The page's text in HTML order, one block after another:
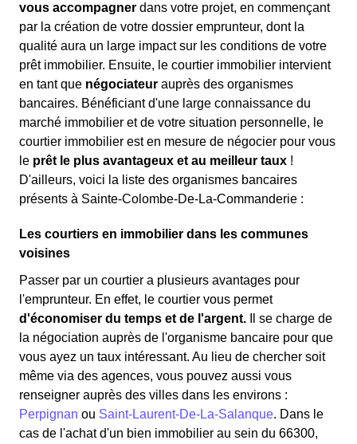
vous accompagner dans votre projet, en commençant
par la création de votre dossier emprunteur, dont la
qualité aura un large impact sur les conditions de votre
prêt immobilier. Ensuite, le courtier immobilier intervient
en tant que négociateur auprès des organismes
bancaires. Bénéficiant d'une large connaissance du
marché immobilier et de votre situation personnelle, le
courtier immobilier est en mesure de négocier pour vous
le prêt le plus avantageux et au meilleur taux !
D'ailleurs, voici la liste des organismes bancaires
présents à Sainte-Colombe-De-La-Commanderie :
Les courtiers en immobilier dans les communes
voisines
Passer par un courtier a plusieurs avantages pour
l'emprunteur. En effet, le courtier vous permet
d'économiser du temps et de l'argent.
Il se charge de
la négociation auprès de l'organisme bancaire pour que
vous ayez un taux intéressant. Au lieu de chercher soit
même via des agences, vous pouvez aussi vous
renseigner auprès des villes dans les environs :
Perpignan ou Saint-Laurent-De-La-Salanque. Dans le
cas de l'achat d'un bien immobilier au sein du 66300,